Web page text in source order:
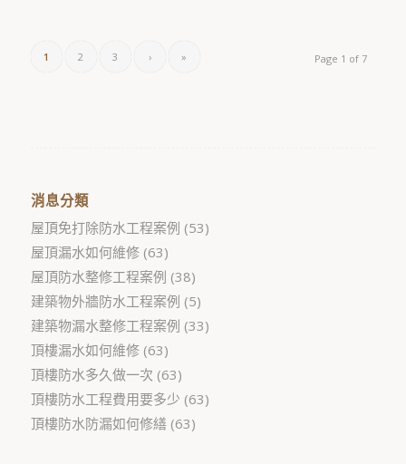
Page 1 of 7
1 2 3 › »
消息分類
屋頂免打除防水工程案例 (53)
屋頂漏水如何維修(63)
屋頂防水整修工程案例 (38)
建築物外牆防水工程案例 (5)
建築物漏水整修工程案例 (33)
頂樓漏水如何維修(63)
頂樓防水多久做一次 (63)
頂樓防水工程費用要多少 (63)
頂樓防水防漏如何修繕(63)